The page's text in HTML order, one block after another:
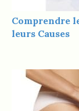
Comprendre
leurs Causes